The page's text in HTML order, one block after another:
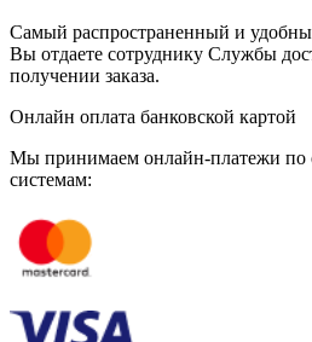
Самый распространенный и
Вы отдаете сотруднику Службы
получении заказа.
Онлайн оплата банковской картой
Мы принимаем онлайн-платежи
системам: